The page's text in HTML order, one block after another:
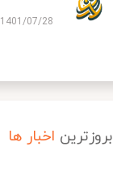
1401/07/28
بروزترین اخبار ها